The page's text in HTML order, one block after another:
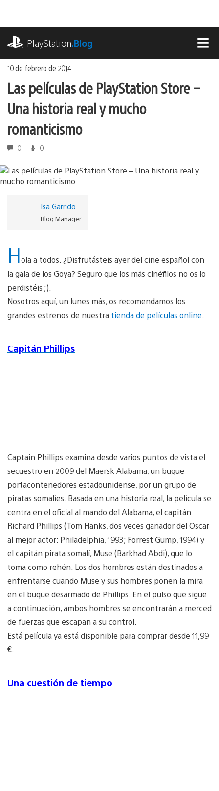
contenido
PlayStation.Blog
10 de febrero de 2014
Las películas de PlayStation Store –
Una historia real y mucho
romanticismo
0 0
Isa Garrido
Blog Manager
Hola a todos. ¿Disfrutásteis ayer del cine español con
la gala de los Goya? Seguro que los más cinéfilos no os lo
perdistéis ;).
Nosotros aquí, un lunes más, os recomendamos los
grandes estrenos de nuestra tienda de películas online
Capitán Phillips
Captain Phillips examina desde varios puntos de vista el
secuestro en 2009 del Maersk Alabama, un buque
portacontenedores estadounidense, por un grupo de
piratas somalíes. Basada en una historia real, la película se
centra en el oficial al mando del Alabama, el capitán
Richard Phillips (Tom Hanks, dos veces ganador del Oscar
al mejor actor: Philadelphia, 1993; Forrest Gump, 1994) y
el capitán pirata somalí, Muse (Barkhad Abdi), que lo
toma como rehén. Los dos hombres están destinados a
enfrentarse cuando Muse y sus hombres ponen la mira
en el buque desarmado de Phillips. En el pulso que sigue
a continuación, ambos hombres se encontrarán a merced
de fuerzas que escapan a su control.
Está película ya está disponible para comprar desde 11,99
€.
Una cuestión de tiempo